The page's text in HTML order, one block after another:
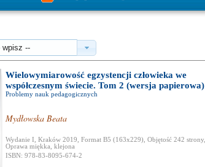
Wielowymiarowość egzystencji człowieka we
współczesnym świecie. Tom 2 (wersja papierowa)
Problemy nauk pedagogicznych
Mydłowska Beata
Wydanie I, Kraków 2019, Format B5 (163x229), Objętość 242 strony,
Oprawa miękka, klejona
ISBN: 978-83-8095-674-2